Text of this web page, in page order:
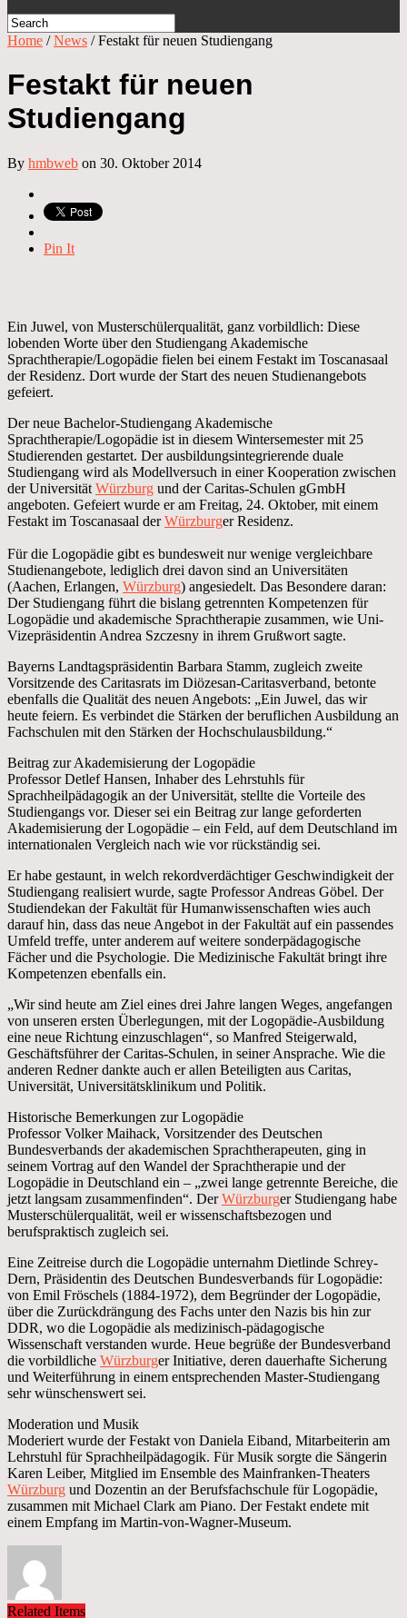
Home /News /Festakt für neuen Studiengang
Festakt für neuen
Studiengang
By hmbweb on 30. Oktober 2014
Pin It
Ein Juwel, von Musterschülerqualität, ganz vorbildlich: Diese
lobenden Worte über den Studiengang Akademische
Sprachtherapie/Logopädie fielen bei einem Festakt im Toscanasaal
der Residenz. Dort wurde der Start des neuen Studienangebots
gefeiert.
Der neue Bachelor-Studiengang Akademische
Sprachtherapie/Logopädie ist in diesem Wintersemester mit 25
Studierenden gestartet. Der ausbildungsintegrierende duale
Studiengang wird als Modellversuch in einer Kooperation zwischen
der Universität Würzburg und der Caritas-Schulen gGmbH
angeboten. Gefeiert wurde er am Freitag, 24. Oktober, mit einem
Festakt im Toscanasaal derWürzburger Residenz.
Für die Logopädie gibt es bundesweit nur wenige vergleichbare
Studienangebote, lediglich drei davon sind an Universitäten
(Aachen, Erlangen, Würzburg) angesiedelt. Das Besondere daran:
Der Studiengang führt die bislang getrennten Kompetenzen für
Logopädie und akademische Sprachtherapie zusammen, wie Uni-
Vizepräsidentin Andrea Szczesny in ihrem Grußwort sagte.
Bayerns Landtagspräsidentin Barbara Stamm, zugleich zweite
Vorsitzende des Caritasrats im Diözesan-Caritasverband, betonte
ebenfalls die Qualität des neuen Angebots: „Ein Juwel, das wir
heute feiern. Es verbindet die Stärken der beruflichen Ausbildung an
Fachschulen mit den Stärken der Hochschulausbildung.“
Beitrag zur Akademisierung der Logopädie
Professor Detlef Hansen, Inhaber des Lehrstuhls für
Sprachheilpädagogik an der Universität, stellte die Vorteile des
Studiengangs vor. Dieser sei ein Beitrag zur lange geforderten
Akademisierung der Logopädie – ein Feld, auf dem Deutschland im
internationalen Vergleich nach wie vor rückständig sei.
Er habe gestaunt, in welch rekordverdächtiger Geschwindigkeit der
Studiengang realisiert wurde, sagte Professor Andreas Göbel. Der
Studiendekan der Fakultät für Humanwissenschaften wies auch
darauf hin, dass das neue Angebot in der Fakultät auf ein passendes
Umfeld treffe, unter anderem auf weitere sonderpädagogische
Fächer und die Psychologie. Die Medizinische Fakultät bringt ihre
Kompetenzen ebenfalls ein.
„Wir sind heute am Ziel eines drei Jahre langen Weges, angefangen
von unseren ersten Überlegungen, mit der Logopädie-Ausbildung
eine neue Richtung einzuschlagen“, so Manfred Steigerwald,
Geschäftsführer der Caritas-Schulen, in seiner Ansprache. Wie die
anderen Redner dankte auch er allen Beteiligten aus Caritas,
Universität, Universitätsklinikum und Politik.
Historische Bemerkungen zur Logopädie
Professor Volker Maihack, Vorsitzender des Deutschen
Bundesverbands der akademischen Sprachtherapeuten, ging in
seinem Vortrag auf den Wandel der Sprachtherapie und der
Logopädie in Deutschland ein – „zwei lange getrennte Bereiche, die
jetzt langsam zusammenfinden“. DerWürzburger Studiengang habe
Musterschülerqualität, weil er wissenschaftsbezogen und
berufspraktisch zugleich sei.
Eine Zeitreise durch die Logopädie unternahm Dietlinde Schrey-
Dern, Präsidentin des Deutschen Bundesverbands für Logopädie:
von Emil Fröschels (1884-1972), dem Begründer der Logopädie,
über die Zurückdrängung des Fachs unter den Nazis bis hin zur
DDR, wo die Logopädie als medizinisch-pädagogische
Wissenschaft verstanden wurde. Heue begrüße der Bundesverband
die vorbildliche Würzburger Initiative, deren dauerhafte Sicherung
und Weiterführung in einem entsprechenden Master-Studiengang
sehr wünschenswert sei.
Moderation und Musik
Moderiert wurde der Festakt von Daniela Eiband, Mitarbeiterin am
Lehrstuhl für Sprachheilpädagogik. Für Musik sorgte die Sängerin
Karen Leiber, Mitglied im Ensemble des Mainfranken-Theaters
Würzburg und Dozentin an der Berufsfachschule für Logopädie,
zusammen mit Michael Clark am Piano. Der Festakt endete mit
einem Empfang im Martin-von-Wagner-Museum.
Related Items